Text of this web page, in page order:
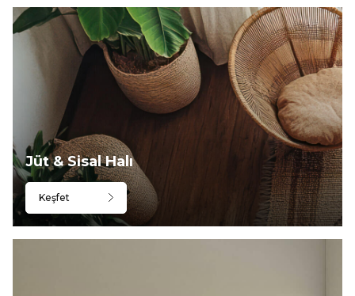
Jüt & Sisal Halı
Keşfet